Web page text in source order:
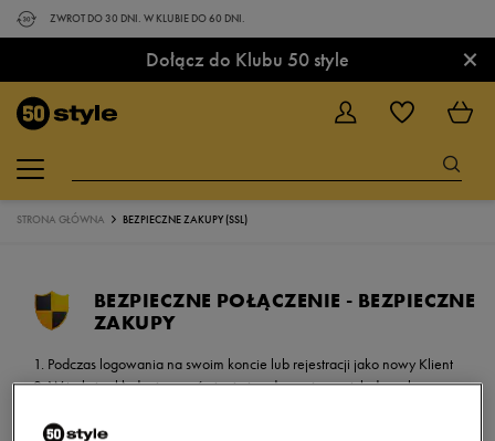
ZWROT DO 30 DNI. W KLUBIE DO 60 DNI.
Dołącz do Klubu 50 style ×
STRONA GŁÓWNA BEZPIECZNE ZAKUPY (SSL)
BEZPIECZNE POŁĄCZENIE - BEZPIECZNE
ZAKUPY
Podczas logowania na swoim koncie lub rejestracji jako nowy Klient
W trakcie składania zamówienia i podawania swoich danych
W momencie wybierania opcji płatności on-line (przedpłaty) za